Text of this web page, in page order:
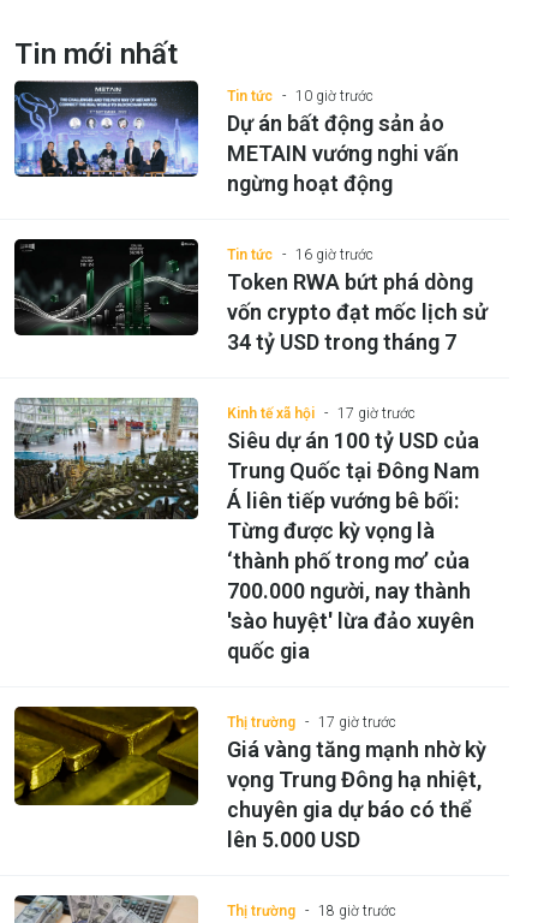
Tin mới nhất
Tin tức 10 giờ trước
Dự án bất động sản ảo
METAIN vướng nghi vấn
ngừng hoạt động
Tin tức 16 giờ trước
Token RWA bứt phá dòng
vốn crypto đạt mốc lịch sử
34 tỷ USD trong tháng 7
Kinh tế xã hội 17 giờ trước
Siêu dự án 100 tỷ USD của
Trung Quốc tại Đông Nam
Á liên tiếp vướng bê bối:
Từng được kỳ vọng là
‘thành phố trong mơ’ của
700.000 người, nay thành
'sào huyệt' lừa đảo xuyên
quốc gia
Thị trường 17 giờ trước
Giá vàng tăng mạnh nhờ kỳ
vọng Trung Đông hạ nhiệt,
chuyên gia dự báo có thể
lên 5.000 USD
Thị trường 18 giờ trước